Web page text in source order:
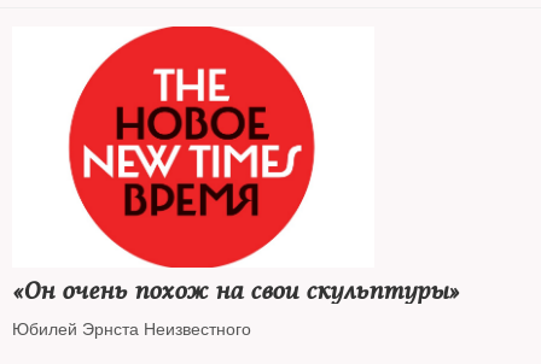
«Он очень похож на свои скульптуры»
Юбилей Эрнста Неизвестного